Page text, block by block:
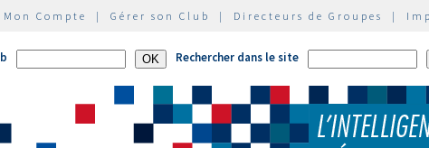
Mon Compte | Gérer son Club | Directeurs de Groupes |
Rechercher dans le site